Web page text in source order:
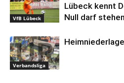
VfB Lübeck
Lübeck kennt
Null darf stehen
Verbandsliga